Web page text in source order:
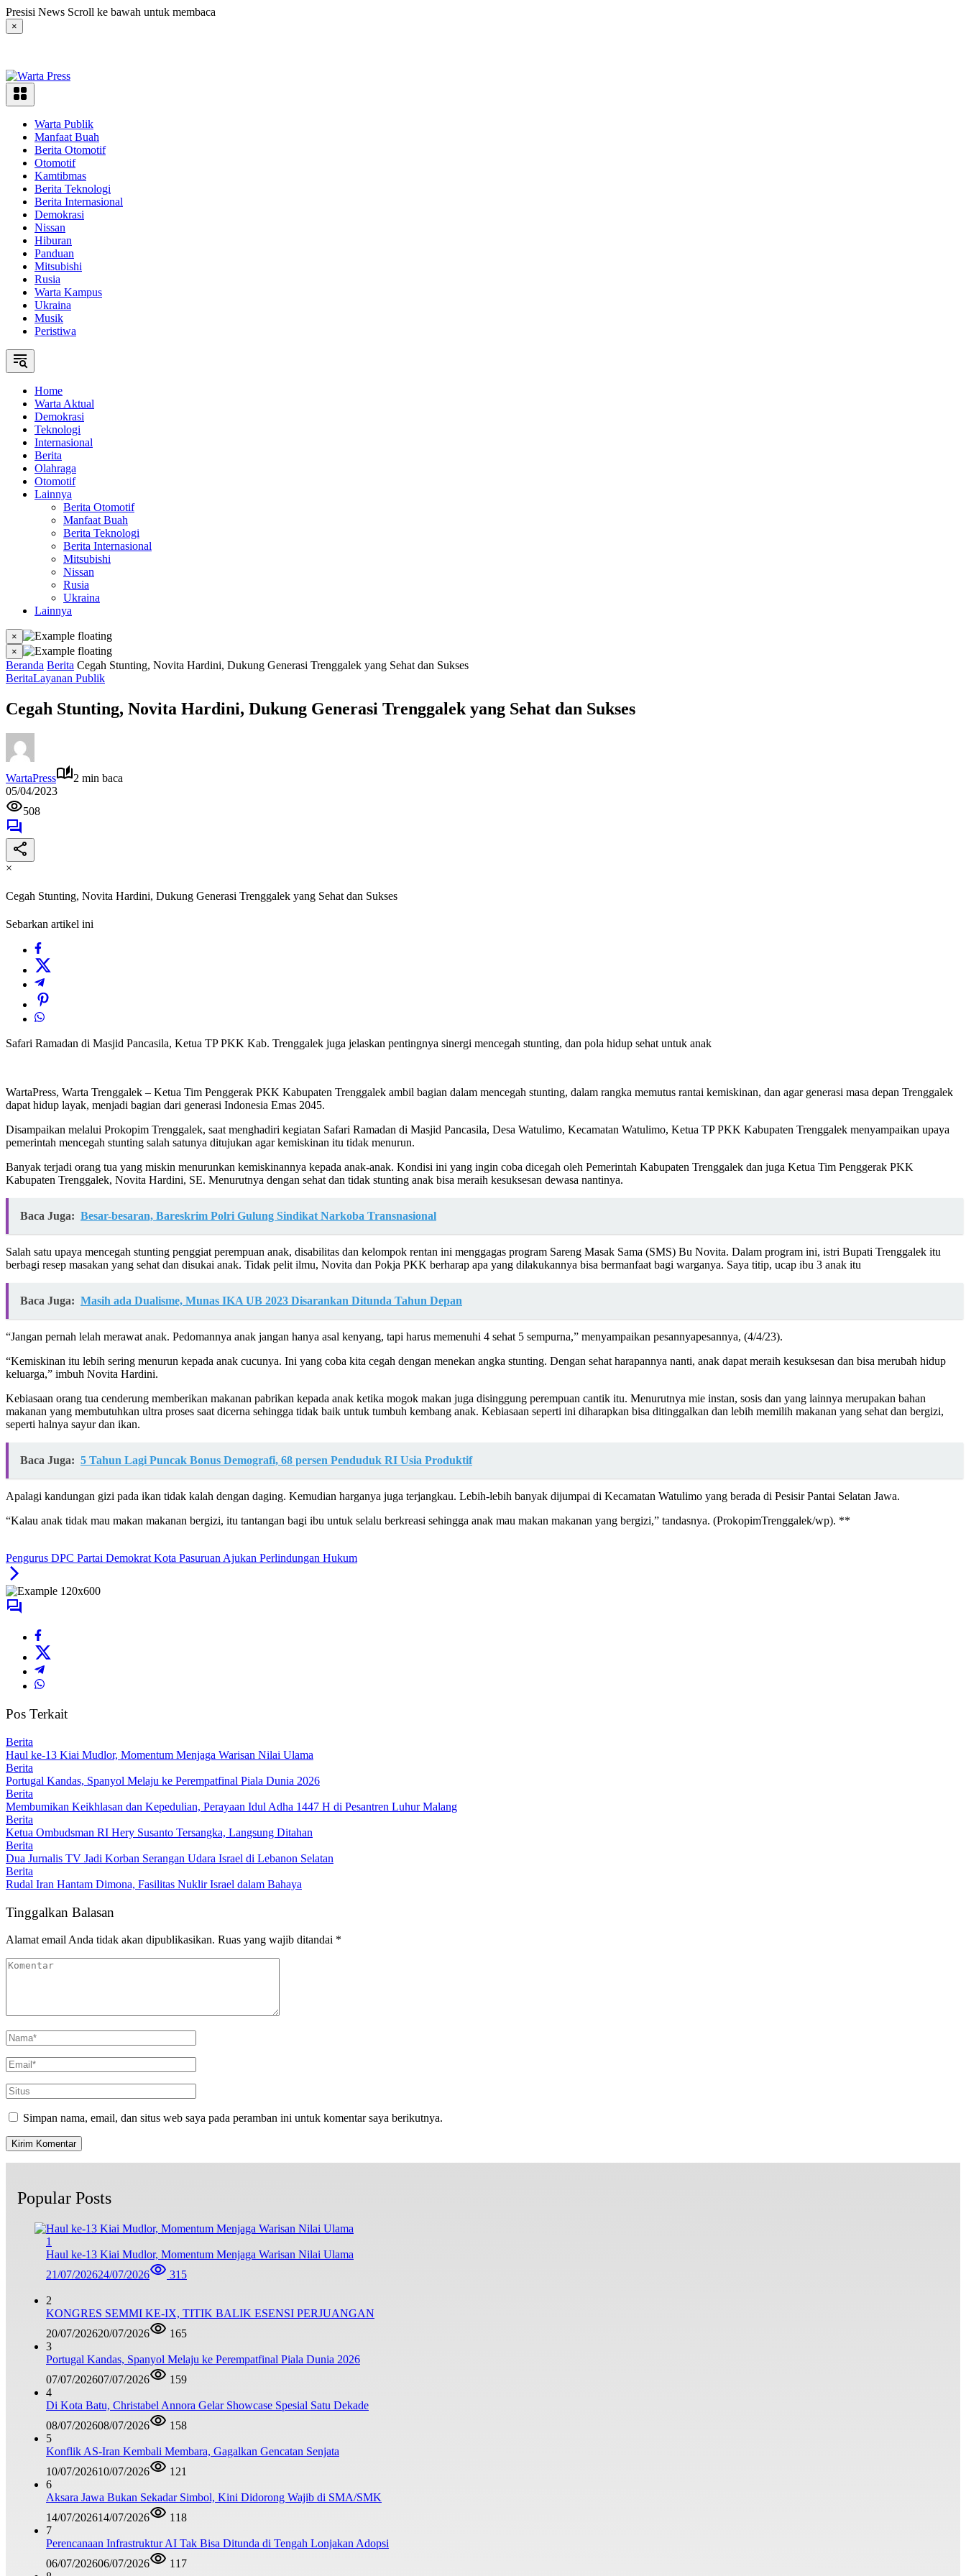
Langsung
ke
konten
Presisi News Scroll ke bawah untuk membaca
×
Warta Publik
Manfaat Buah
Berita Otomotif
Otomotif
Kamtibmas
Berita Teknologi
Berita Internasional
Demokrasi
Nissan
Hiburan
Panduan
Mitsubishi
Rusia
Warta Kampus
Ukraina
Musik
Peristiwa
Home
Warta Aktual
Demokrasi
Teknologi
Internasional
Berita
Olahraga
Otomotif
Lainnya
Berita Otomotif
Manfaat Buah
Berita Teknologi
Berita Internasional
Mitsubishi
Nissan
Rusia
Ukraina
Lainnya
×
×
Beranda Berita Cegah Stunting, Novita Hardini, Dukung Generasi Trenggalek yang Sehat dan Sukses
BeritaLayanan Publik
Cegah Stunting, Novita Hardini, Dukung Generasi Trenggalek yang Sehat dan Sukses
WartaPress
2 min baca
05/04/2023
508
×
Cegah Stunting, Novita Hardini, Dukung Generasi Trenggalek yang Sehat dan Sukses
Sebarkan artikel ini
Safari Ramadan di Masjid Pancasila, Ketua TP PKK Kab. Trenggalek juga jelaskan pentingnya sinergi mencegah stunting, dan pola hidup sehat untuk anak
WartaPress, Warta Trenggalek – Ketua Tim Penggerak PKK Kabupaten Trenggalek ambil bagian dalam mencegah stunting, dalam rangka memutus rantai kemiskinan, dan agar generasi masa depan Trenggalek
dapat hidup layak, menjadi bagian dari generasi Indonesia Emas 2045.
Disampaikan melalui Prokopim Trenggalek, saat menghadiri kegiatan Safari Ramadan di Masjid Pancasila, Desa Watulimo, Kecamatan Watulimo, Ketua TP PKK Kabupaten Trenggalek menyampaikan upaya
pemerintah mencegah stunting salah satunya ditujukan agar kemiskinan itu tidak menurun.
Banyak terjadi orang tua yang miskin menurunkan kemiskinannya kepada anak-anak. Kondisi ini yang ingin coba dicegah oleh Pemerintah Kabupaten Trenggalek dan juga Ketua Tim Penggerak PKK
Kabupaten Trenggalek, Novita Hardini, SE. Menurutnya dengan sehat dan tidak stunting anak bisa meraih kesuksesan dewasa nantinya.
Baca Juga: Besar-besaran, Bareskrim Polri Gulung Sindikat Narkoba Transnasional
Salah satu upaya mencegah stunting penggiat perempuan anak, disabilitas dan kelompok rentan ini menggagas program Sareng Masak Sama (SMS) Bu Novita. Dalam program ini, istri Bupati Trenggalek itu
berbagi resep masakan yang sehat dan disukai anak. Tidak pelit ilmu, Novita dan Pokja PKK berharap apa yang dilakukannya bisa bermanfaat bagi warganya. Saya titip, ucap ibu 3 anak itu
Baca Juga: Masih ada Dualisme, Munas IKA UB 2023 Disarankan Ditunda Tahun Depan
“Jangan pernah lelah merawat anak. Pedomannya anak jangan hanya asal kenyang, tapi harus memenuhi 4 sehat 5 sempurna,” menyampaikan pesannyapesannya, (4/4/23).
“Kemiskinan itu lebih sering menurun kepada anak cucunya. Ini yang coba kita cegah dengan menekan angka stunting. Dengan sehat harapannya nanti, anak dapat meraih kesuksesan dan bisa merubah hidup
keluarga,” imbuh Novita Hardini.
Kebiasaan orang tua cenderung memberikan makanan pabrikan kepada anak ketika mogok makan juga disinggung perempuan cantik itu. Menurutnya mie instan, sosis dan yang lainnya merupakan bahan
makanan yang membutuhkan ultra proses saat dicerna sehingga tidak baik untuk tumbuh kembang anak. Kebiasaan seperti ini diharapkan bisa ditinggalkan dan lebih memilih makanan yang sehat dan bergizi,
seperti halnya sayur dan ikan.
Baca Juga: 5 Tahun Lagi Puncak Bonus Demografi, 68 persen Penduduk RI Usia Produktif
Apalagi kandungan gizi pada ikan tidak kalah dengan daging. Kemudian harganya juga terjangkau. Lebih-lebih banyak dijumpai di Kecamatan Watulimo yang berada di Pesisir Pantai Selatan Jawa.
“Kalau anak tidak mau makan makanan bergizi, itu tantangan bagi ibu untuk selalu berkreasi sehingga anak mau makan makanan yang bergizi,” tandasnya. (ProkopimTrenggalek/wp). **
Pengurus DPC Partai Demokrat Kota Pasuruan Ajukan Perlindungan Hukum
Pos Terkait
Berita
Haul ke-13 Kiai Mudlor, Momentum Menjaga Warisan Nilai Ulama
Berita
Portugal Kandas, Spanyol Melaju ke Perempatfinal Piala Dunia 2026
Berita
Membumikan Keikhlasan dan Kepedulian, Perayaan Idul Adha 1447 H di Pesantren Luhur Malang
Berita
Ketua Ombudsman RI Hery Susanto Tersangka, Langsung Ditahan
Berita
Dua Jurnalis TV Jadi Korban Serangan Udara Israel di Lebanon Selatan
Berita
Rudal Iran Hantam Dimona, Fasilitas Nuklir Israel dalam Bahaya
Tinggalkan Balasan
Alamat email Anda tidak akan dipublikasikan. Ruas yang wajib ditandai *
Simpan nama, email, dan situs web saya pada peramban ini untuk komentar saya berikutnya.
Popular Posts
1
Haul ke-13 Kiai Mudlor, Momentum Menjaga Warisan Nilai Ulama
21/07/202624/07/2026 315
2
KONGRES SEMMI KE-IX, TITIK BALIK ESENSI PERJUANGAN
20/07/202620/07/2026
165
3
Portugal Kandas, Spanyol Melaju ke Perempatfinal Piala Dunia 2026
07/07/202607/07/2026
159
4
Di Kota Batu, Christabel Annora Gelar Showcase Spesial Satu Dekade
08/07/202608/07/2026
158
5
Konflik AS-Iran Kembali Membara, Gagalkan Gencatan Senjata
10/07/202610/07/2026
121
6
Aksara Jawa Bukan Sekadar Simbol, Kini Didorong Wajib di SMA/SMK
14/07/202614/07/2026
118
7
Perencanaan Infrastruktur AI Tak Bisa Ditunda di Tengah Lonjakan Adopsi
06/07/202606/07/2026
117